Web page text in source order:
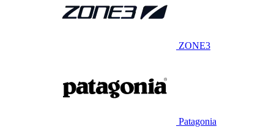
ZONE3
Patagonia